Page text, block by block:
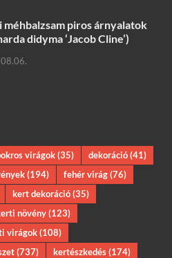
méhbalzsam piros árnyalatok
didyma ‘Jacob Cline’)
virágok(35) dekoráció(41)
(194) fehér virág(76)
kert dekoráció(35)
növény(123)
virágok(108)
(737) kertészkedés(174)